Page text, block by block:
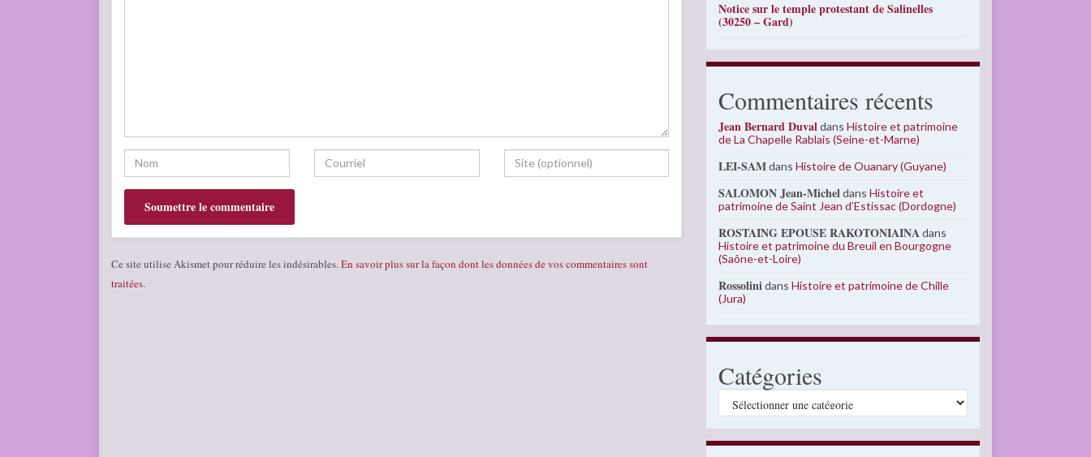
Ce site utilise Akismet pour réduire les indésirables. En savoir plus sur la façon dont les données de vos commentaires sont
traitées.
Notice sur le temple protestant de Salinelles
(30250 – Gard)
Commentaires récents
Jean Bernard DuvaldansHistoire et patrimoine
de La Chapelle Rablais (Seine-et-Marne)
LEI-SAMdansHistoire de Ouanary (Guyane)
SALOMON Jean-MicheldansHistoire et
patrimoine de Saint Jean d’Estissac (Dordogne)
ROSTAING EPOUSE RAKOTONIAINAdans
Histoire et patrimoine du Breuil en Bourgogne
(Saône-et-Loire)
RossolinidansHistoire et patrimoine de Chille
(Jura)
Catégories
Catégories